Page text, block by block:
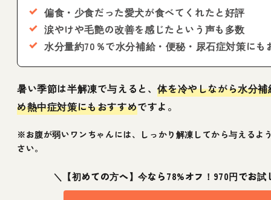
偏食・少食だった愛犬が食べてくれたと好評
涙やけや毛艶の改善を感じたという声も多数
水分量約70％で水分補給・便秘・尿石症対策にも
暑い季節は半解凍で与えると、体を冷やしながら水分
め熱中症対策にもおすすめですよ。
※お腹が弱いワンちゃんには、しっかり解凍してから与えるよ
さい。
＼【初めての方へ】今なら78%オフ！970円でお試